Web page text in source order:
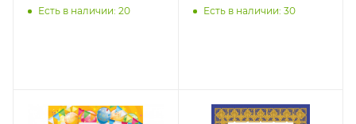
Есть в наличии: 20 Есть в наличии: 30